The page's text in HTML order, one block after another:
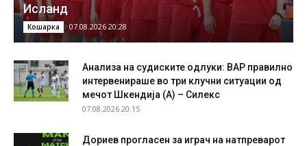
Исланд
Кошарка 07.08.2026 20:28
Анализа на судиските одлуки: ВАР правилно
интервенираше во три клучни ситуации од
мечот Шкендија (А) – Силекс
07.08.2026 20:15
Дориев прогласен за играч на натпреварот